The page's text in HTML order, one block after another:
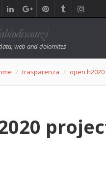
web and dolomites
trasparenza open h2020